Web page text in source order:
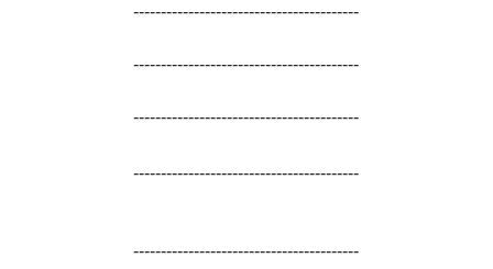
-----------------------------------------
-----------------------------------------
-----------------------------------------
-----------------------------------------
-----------------------------------------